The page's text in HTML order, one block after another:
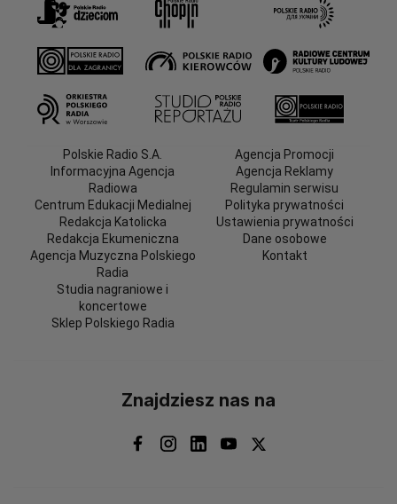
Polskie Radio S.A.
Informacyjna Agencja
Radiowa
Centrum Edukacji Medialnej
Redakcja Katolicka
Redakcja Ekumeniczna
Agencja Muzyczna Polskiego
Radia
Studia nagraniowe i
koncertowe
Sklep Polskiego Radia
Agencja Promocji
Agencja Reklamy
Regulamin serwisu
Polityka prywatności
Ustawienia prywatności
Dane osobowe
Kontakt
Znajdziesz nas na